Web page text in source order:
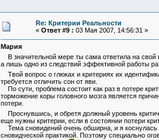
Re: Критерии Реальности
« Ответ #9 : 03 Мая 2007, 14:56:31 »
Мария
В значительной мере ты сама ответила на свой
а лишь одно из следствий эффективной работы
Твой вопрос о глюках и критериях их
требуется отличить сон от яви.
По сути, проблема состоит как раз в потере
торможение коры головного мозга является
потери.
Проснувшись, и обретя должный уровень
еще нужны критерии, если в состоянии потери
Тема сновидений очень обширна, и я коснулась
сновидческой практикой. Поэтому специально